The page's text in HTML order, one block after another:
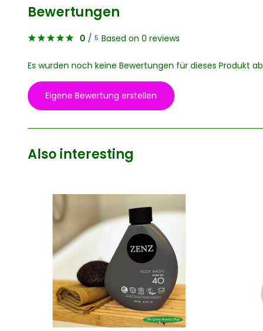
Bewertungen
0 / 5 Based on 0 reviews
Es wurden noch keine Bewertungen für dieses Produkt
Eigene Bewertung erstellen
Also interesting